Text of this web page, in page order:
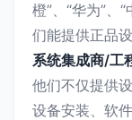
橙”、“华为”、
们能提供正品
系统集成商/工
他们不仅提供
设备安装、软